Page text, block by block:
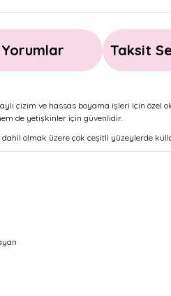
Yorumlar Taksit
çizim ve hassas boyama işleri için
de yetişkinler için güvenlidir.
olmak üzere çok çeşitli yüzeylerde